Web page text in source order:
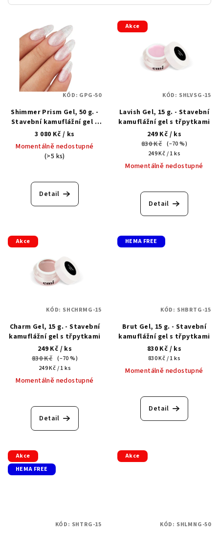
Shimmer Prism Gel, 50 g. -
Stavební kamuflážní gel s
třpytkami
3 080 Kč / ks
Momentálně nedostupné
(>5 ks)
Detail
KÓD: GPG-50
Akce
Lavish Gel, 15 g. - Stavební
kamuflážní gel s třpytkami
249 Kč / ks
830 Kč (–70 %)
Měrná
cena:
249 Kč / 1 ks
Momentálně nedostupné
Detail
KÓD: SHLVSG-15
Akce
Charm Gel, 15 g. - Stavební
kamuflážní gel s třpytkami
249 Kč / ks
830 Kč (–70 %)
Měrná
cena:
249 Kč / 1 ks
Momentálně nedostupné
Detail
KÓD: SHCHRMG-15
HEMA FREE
Brut Gel, 15 g. - Stavební
kamuflážní gel s třpytkami
830 Kč / ks
Měrná
cena:
830 Kč / 1 ks
Momentálně nedostupné
Detail
KÓD: SHBRTG-15
Akce
HEMA FREE
KÓD: SHTRG-15
Akce
KÓD: SHLMNG-50